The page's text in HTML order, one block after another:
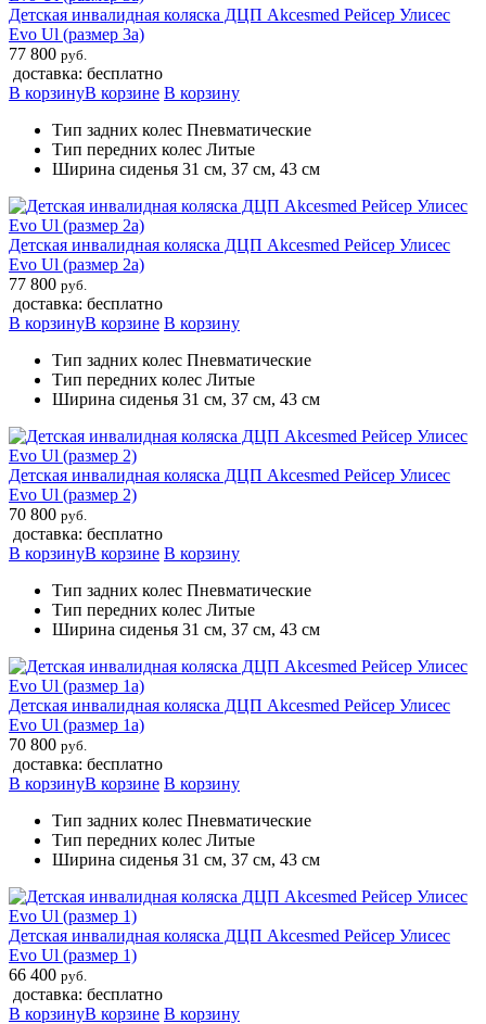
Детская инвалидная коляска ДЦП Akcesmed Рейсер Улисес
Evo Ul (размер 3а)
77 800 руб.
доставка: бесплатно
В корзинуВ корзине В корзину
Тип задних колес Пневматические
Тип передних колес Литые
Ширина сиденья 31 см, 37 см, 43 см
Детская инвалидная коляска ДЦП Akcesmed Рейсер Улисес
Evo Ul (размер 2а)
77 800 руб.
доставка: бесплатно
В корзинуВ корзине В корзину
Тип задних колес Пневматические
Тип передних колес Литые
Ширина сиденья 31 см, 37 см, 43 см
Детская инвалидная коляска ДЦП Akcesmed Рейсер Улисес
Evo Ul (размер 2)
70 800 руб.
доставка: бесплатно
В корзинуВ корзине В корзину
Тип задних колес Пневматические
Тип передних колес Литые
Ширина сиденья 31 см, 37 см, 43 см
Детская инвалидная коляска ДЦП Akcesmed Рейсер Улисес
Evo Ul (размер 1а)
70 800 руб.
доставка: бесплатно
В корзинуВ корзине В корзину
Тип задних колес Пневматические
Тип передних колес Литые
Ширина сиденья 31 см, 37 см, 43 см
Детская инвалидная коляска ДЦП Akcesmed Рейсер Улисес
Evo Ul (размер 1)
66 400 руб.
доставка: бесплатно
В корзинуВ корзине В корзину